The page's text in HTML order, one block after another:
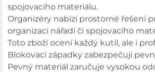
spojovacího materiálu.
Organizéry nabízí prostorné řešení
organizaci nářadí či spojovacího
Toto zboží ocení každý kutil, ale i
Blokovací západky zabezpečují
Pevný materiál zaručuje vysokou